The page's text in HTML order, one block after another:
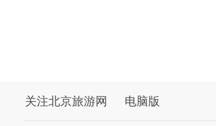
关注北京旅游网 电脑版